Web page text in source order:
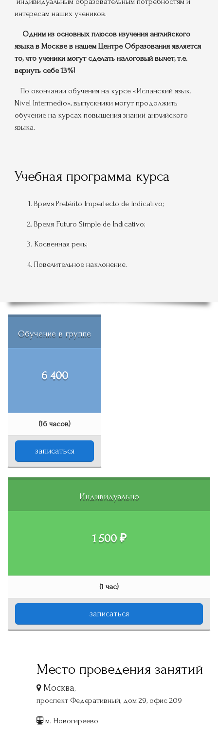
интересам наших учеников.
Одним из основных плюсов изучения английского
языка в Москве в нашем Центре Образования является
то, что ученики могут сделать налоговый вычет, т.е.
вернуть себе 13%!
По окончании обучения на курсе «Испанский язык.
Nivel Intermedio», выпускники могут продолжить
обучение на курсах повышения знаний английского
языка.
Учебная программа курса
Время Pretérito Imperfecto de Indicativo;
Время Futuro Simple de Indicativo;
Косвенная речь;
Повелительное наклонение.
Обучение в группе
6 400
(16 часов)
записаться
Индивидуально
1 500 ₽
(1 час)
записаться
Место проведения занятий
Москва,
проспект Федеративный, дом 29, офис 209
м. Новогиреево